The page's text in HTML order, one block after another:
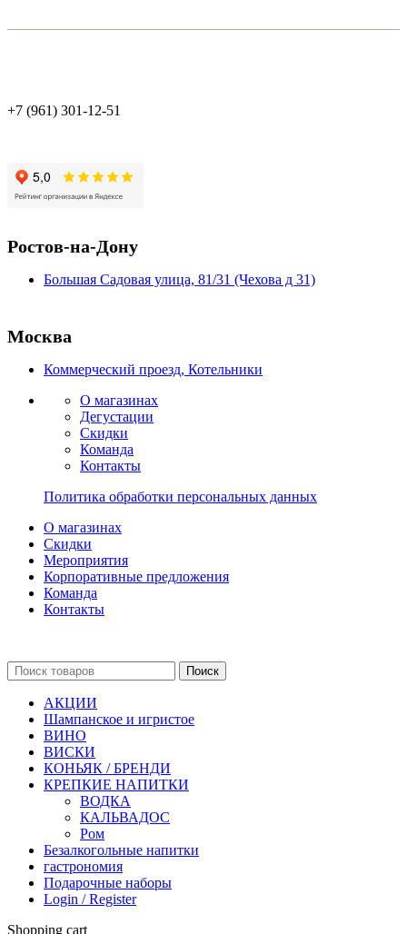
+7 (961) 301-12-51
Ростов-на-Дону
Большая Садовая улица, 81/31 (Чехова д 31)
Москва
Коммерческий проезд, Котельники
О магазинах
Дегустации
Скидки
Команда
Контакты
Политика обработки персональных данных
О магазинах
Скидки
Мероприятия
Корпоративные предложения
Команда
Контакты
Поиск
АКЦИИ
Шампанское и игристое
ВИНО
ВИСКИ
КОНЬЯК / БРЕНДИ
КРЕПКИЕ НАПИТКИ
ВОДКА
КАЛЬВАДОС
Ром
Безалкогольные напитки
гастрономия
Подарочные наборы
Login / Register
Shopping cart